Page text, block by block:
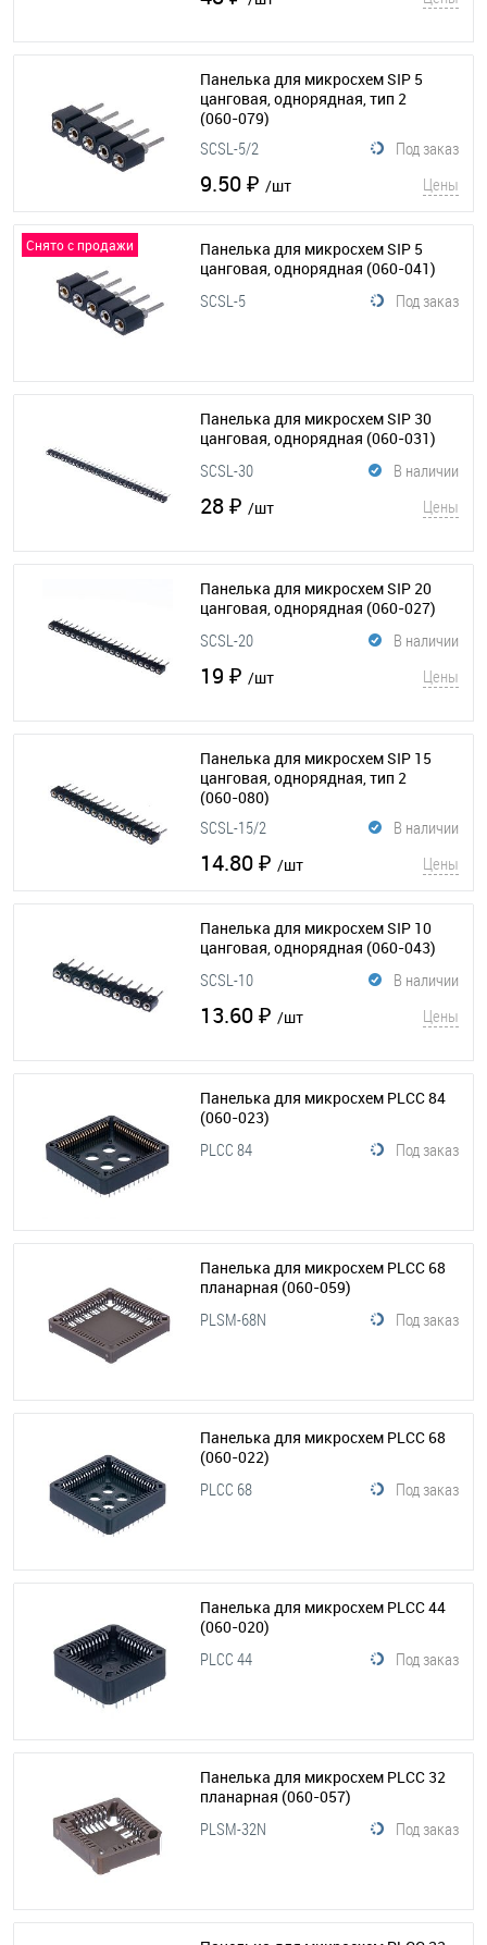
Панелька для микросхем SIP 5
цанговая, однорядная, тип 2
(060-079)
Под заказ
SCSL-5/2
9.50 ₽ /шт Цены
Снято с продажи
Панелька для микросхем SIP 5
цанговая, однорядная (060-041)
Под заказ
SCSL-5
Панелька для микросхем SIP 30
цанговая, однорядная (060-031)
В наличии
SCSL-30
28 ₽ /шт Цены
Панелька для микросхем SIP 20
цанговая, однорядная (060-027)
В наличии
SCSL-20
19 ₽ /шт Цены
Панелька для микросхем SIP 15
цанговая, однорядная, тип 2
(060-080)
В наличии
SCSL-15/2
14.80 ₽ /шт Цены
Панелька для микросхем SIP 10
цанговая, однорядная (060-043)
В наличии
SCSL-10
13.60 ₽ /шт Цены
Панелька для микросхем PLCC 84
(060-023)
Под заказ
PLCC 84
Панелька для микросхем PLCC 68
планарная (060-059)
Под заказ
PLSM-68N
Панелька для микросхем PLCC 68
(060-022)
Под заказ
PLCC 68
Панелька для микросхем PLCC 44
(060-020)
Под заказ
PLCC 44
Панелька для микросхем PLCC 32
планарная (060-057)
Под заказ
PLSM-32N